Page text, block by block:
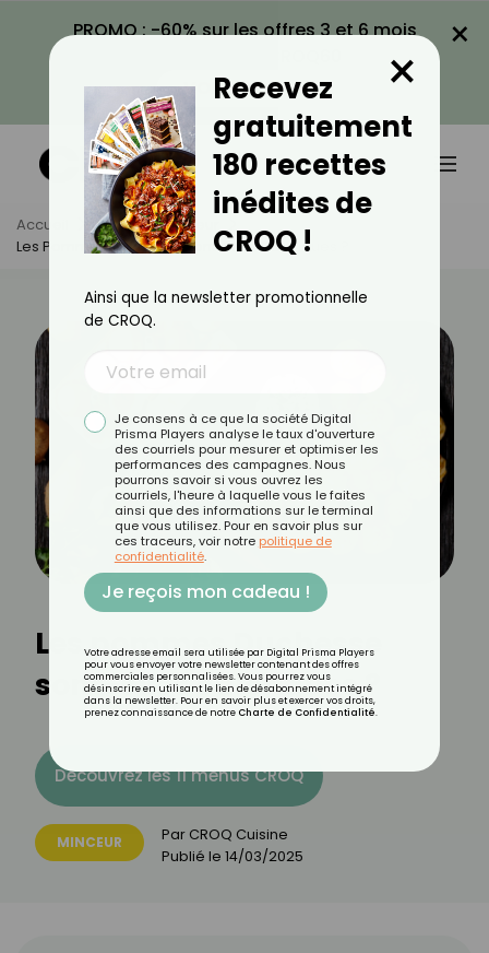
PROMO : -60% sur les offres 3 et 6 mois
VOIR LA PROMO
×
Accueil Actus
Minceur
Les Pommes Duchesse Sont-Elles Caloriques ?
Les pommes Duchesse
sont-elles caloriques ?
Découvrez les 11 menus CROQ
MINCEUR Par CROQ Cuisine
Publié le 14/03/2025
Recevez
gratuitement
180 recettes
inédites de
CROQ !
×
Ainsi que la newsletter promotionnelle
de CROQ.
Je consens à ce que la société Digital
Prisma Players analyse le taux d'ouverture
des courriels pour mesurer et optimiser les
performances des campagnes. Nous
pourrons savoir si vous ouvrez les
courriels, l'heure à laquelle vous le faites
ainsi que des informations sur le terminal
que vous utilisez. Pour en savoir plus sur
ces traceurs, voir notre politique de
confidentialité.
Je reçois mon cadeau !
Votre adresse email sera utilisée par Digital Prisma Players
pour vous envoyer votre newsletter contenant des offres
commerciales personnalisées. Vous pourrez vous
désinscrire en utilisant le lien de désabonnement intégré
dans la newsletter. Pour en savoir plus et exercer vos droits,
prenez connaissance de notre Charte de Confidentialité.